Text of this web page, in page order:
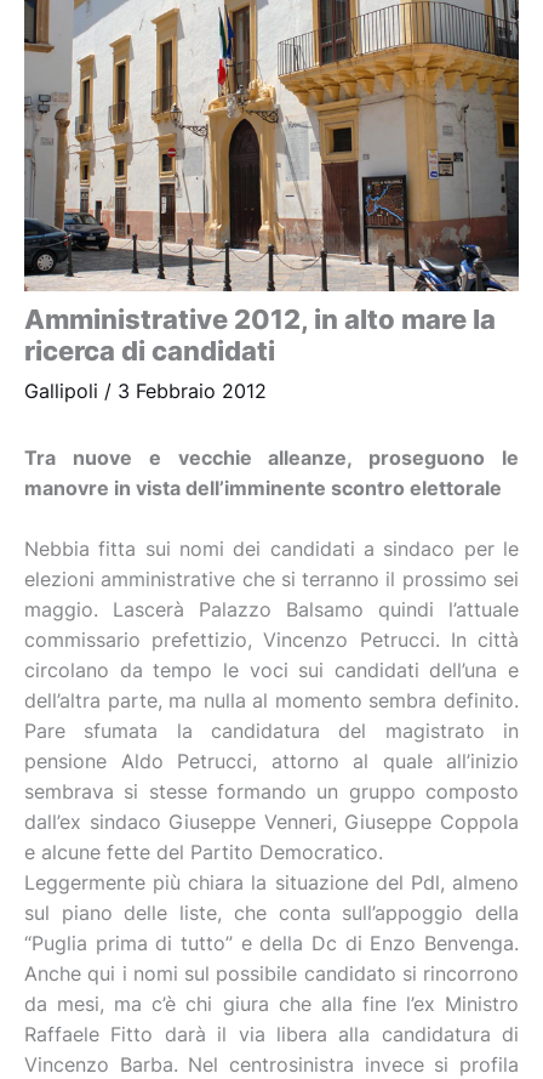
Amministrative 2012, in alto mare la
ricerca di candidati
Gallipoli / 3 Febbraio 2012
Tra nuove e vecchie alleanze, proseguono le
manovre in vista dell’imminente scontro elettorale
Nebbia fitta sui nomi dei candidati a sindaco per le
elezioni amministrative che si terranno il prossimo sei
maggio. Lascerà Palazzo Balsamo quindi l’attuale
commissario prefettizio, Vincenzo Petrucci. In città
circolano da tempo le voci sui candidati dell’una e
dell’altra parte, ma nulla al momento sembra definito.
Pare sfumata la candidatura del magistrato in
pensione Aldo Petrucci, attorno al quale all’inizio
sembrava si stesse formando un gruppo composto
dall’ex sindaco Giuseppe Venneri, Giuseppe Coppola
e alcune fette del Partito Democratico.
Leggermente più chiara la situazione del Pdl, almeno
sul piano delle liste, che conta sull’appoggio della
“Puglia prima di tutto” e della Dc di Enzo Benvenga.
Anche qui i nomi sul possibile candidato si rincorrono
da mesi, ma c’è chi giura che alla fine l’ex Ministro
Raffaele Fitto darà il via libera alla candidatura di
Vincenzo Barba. Nel centrosinistra invece si profila